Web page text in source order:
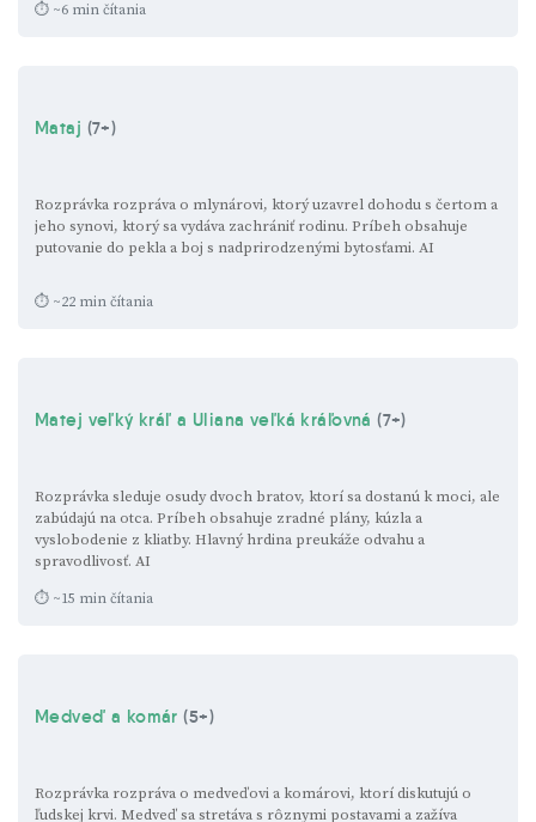
⏱ ~6 min čítania
Mataj (7+)
Rozprávka rozpráva o mlynárovi, ktorý uzavrel dohodu s čertom a
jeho synovi, ktorý sa vydáva zachrániť rodinu. Príbeh obsahuje
putovanie do pekla a boj s nadprirodzenými bytosťami. AI
⏱ ~22 min čítania
Matej veľký kráľ a Uliana veľká kráľovná(7+)
Rozprávka sleduje osudy dvoch bratov, ktorí sa dostanú k moci, ale
zabúdajú na otca. Príbeh obsahuje zradné plány, kúzla a
vyslobodenie z kliatby. Hlavný hrdina preukáže odvahu a
spravodlivosť. AI
⏱ ~15 min čítania
Medveď a komár(5+)
Rozprávka rozpráva o medveďovi a komárovi, ktorí diskutujú o
ľudskej krvi. Medveď sa stretáva s rôznymi postavami a zažíva